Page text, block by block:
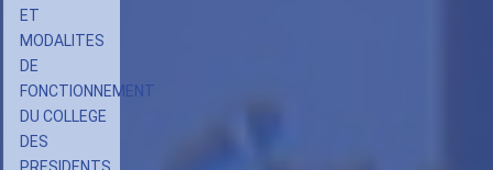
ET
MODALITES
DE
FONCTIONNEMENT
DU COLLEGE
DES